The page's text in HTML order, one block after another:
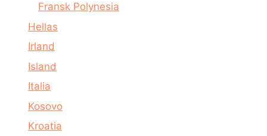
Fransk Polynesia
Hellas
Irland
Island
Italia
Kosovo
Kroatia